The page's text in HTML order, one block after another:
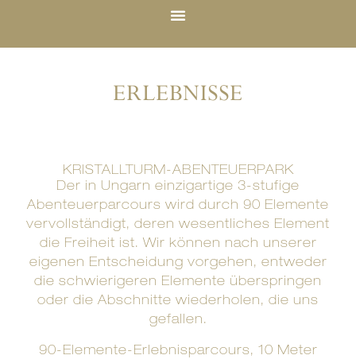
ERLEBNISSE
KRISTALLTURM-ABENTEUERPARK
Der in Ungarn einzigartige 3-stufige
Abenteuerparcours wird durch 90 Elemente
vervollständigt, deren wesentliches Element
die Freiheit ist. Wir können nach unserer
eigenen Entscheidung vorgehen, entweder
die schwierigeren Elemente überspringen
oder die Abschnitte wiederholen, die uns
gefallen.
90-Elemente-Erlebnisparcours, 10 Meter